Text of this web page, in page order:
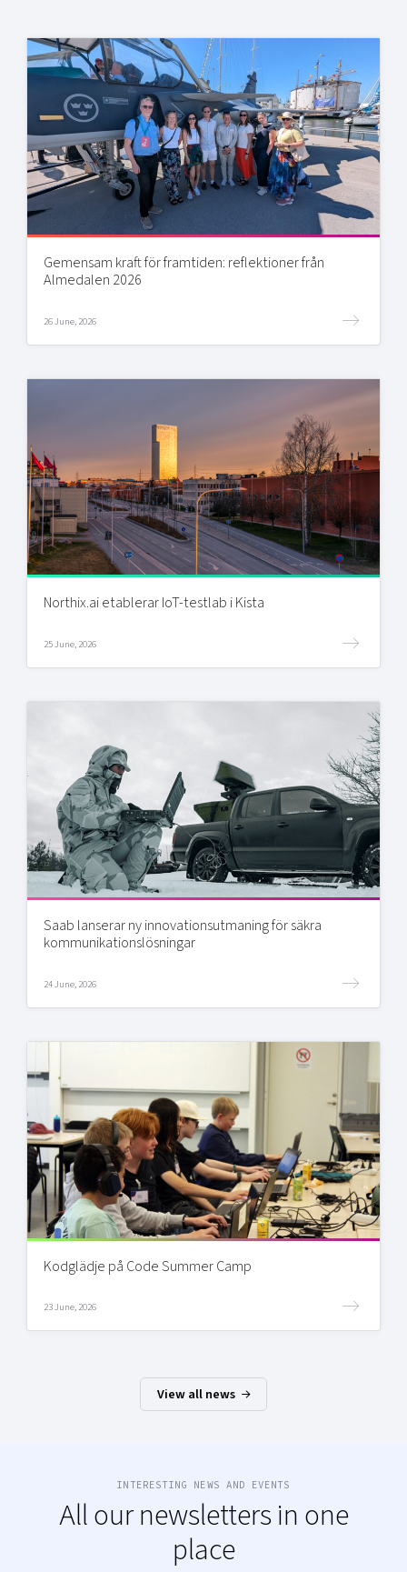
Gemensam kraft för framtiden: reflektioner från
Almedalen 2026
26 June, 2026
Northix.ai etablerar IoT-testlab i Kista
25 June, 2026
Saab lanserar ny innovationsutmaning för säkra
kommunikationslösningar
24 June, 2026
Kodglädje på Code Summer Camp
23 June, 2026
View all news
INTERESTING NEWS AND EVENTS
All our newsletters in one
place